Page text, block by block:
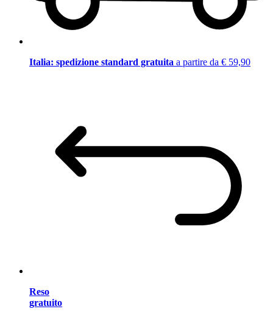
Italia: spedizione standard gratuita a partire da € 59,90
Reso
gratuito